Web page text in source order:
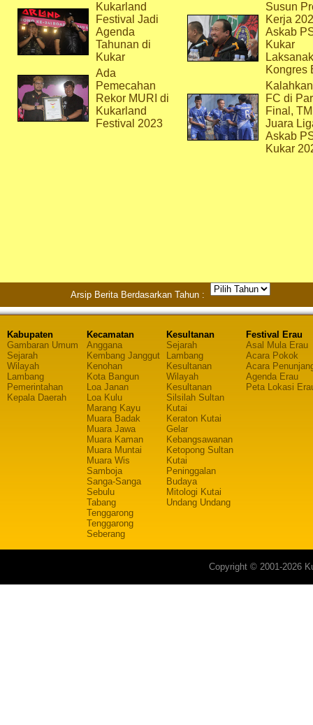
Kukarland
Festival Jadi
Agenda
Tahunan di
Kukar
Ada
Pemecahan
Rekor MURI di
Kukarland
Festival 2023
Susun
Kerja
Askab
Kukar
Kongres
FC di
Final,
Juara
Askab
Kukar
Arsip Berita Berdasarkan Tahun :
Kabupaten
Gambaran Umum
Sejarah
Wilayah
Lambang
Pemerintahan
Kepala Daerah
Kecamatan
Anggana
Kembang Janggut
Kenohan
Kota Bangun
Loa Janan
Loa Kulu
Marang Kayu
Muara Badak
Muara Jawa
Muara Kaman
Muara Muntai
Muara Wis
Samboja
Sanga-Sanga
Sebulu
Tabang
Tenggarong
Tenggarong
Seberang
Kesultanan
Sejarah
Lambang
Kesultanan
Wilayah
Kesultanan
Silsilah Sultan
Kutai
Keraton Kutai
Gelar
Kebangsawanan
Ketopong Sultan
Kutai
Peninggalan
Budaya
Mitologi Kutai
Undang Undang
Festival Erau
Asal Mula Erau
Acara Pokok
Acara
Agenda Erau
Peta Lokasi
Copyright © 2001-2026